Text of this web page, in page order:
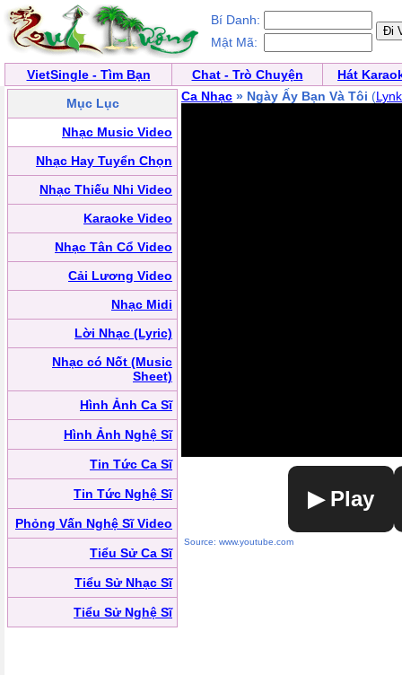
Bí Danh:
Mật Mã:
VietSingle - Tìm Bạn Chat - Trò Chuyện
Hát
Mục Lục
Nhạc Music Video
Nhạc Hay Tuyển Chọn
Nhạc Thiếu Nhi Video
Karaoke Video
Nhạc Tân Cổ Video
Cải Lương Video
Nhạc Midi
Lời Nhạc (Lyric)
Nhạc có Nốt (Music
Sheet)
Hình Ảnh Ca Sĩ
Hình Ảnh Nghệ Sĩ
Tin Tức Ca Sĩ
Tin Tức Nghệ Sĩ
Phỏng Vấn Nghệ Sĩ Video
Tiểu Sử Ca Sĩ
Tiểu Sử Nhạc Sĩ
Tiểu Sử Nghệ Sĩ
Ca Nhạc » Ngày Ấy Bạn Và Tôi (
▶ Play
Source: www.youtube.com